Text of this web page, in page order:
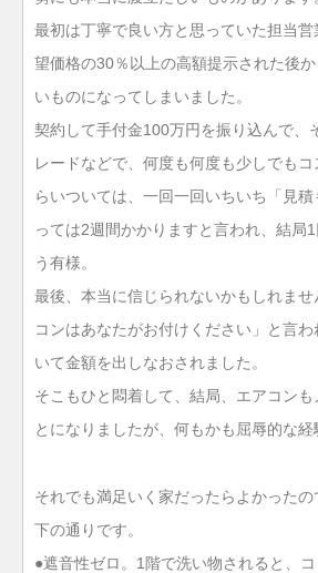
最初は丁寧で良い方と思っていた担当
望価格の30％以上の高額提示された後
いものになってしまいました。
契約して手付金100万円を振り込んで、
レードなどで、何度も何度も少しでも
らいついては、一回一回いちいち「見
っては2週間かかりますと言われ、結局
う有様。
最後、本当に信じられないかもしれま
コンはあなたがお付けください」と言わ
いて金額を出しなおされました。
そこもひと悶着して、結局、エアコンも
とになりましたが、何もかも屈辱的な経
それでも満足いく家だったらよかった
下の通りです。
●遮音性ゼロ。1階で洗い物されると、